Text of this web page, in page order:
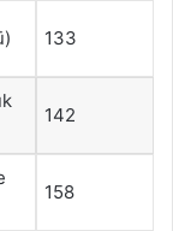
133
142
158